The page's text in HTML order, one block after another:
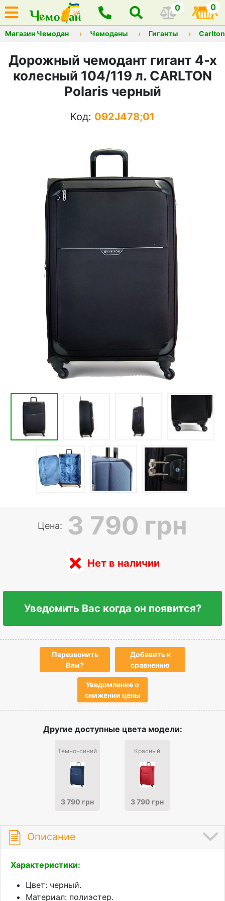
0 0
Магазин Чемодан Чемоданы Гиганты Carlton
Дорожный чемодант гигант 4-х
колесный 104/119 л. CARLTON
Polaris черный
Код: 092J478;01
Цена: 3 790 грн
Нет в наличии
Уведомить Вас когда он появится?
Перезвонить
Вам?
Добавить к
сравнению
Уведомление о
снижении цены
Другие доступные цвета модели:
Темно-синий
3 790 грн
Красный
3 790 грн
Описание
Характеристики:
Цвет: черный.
Материал: полиэстер.